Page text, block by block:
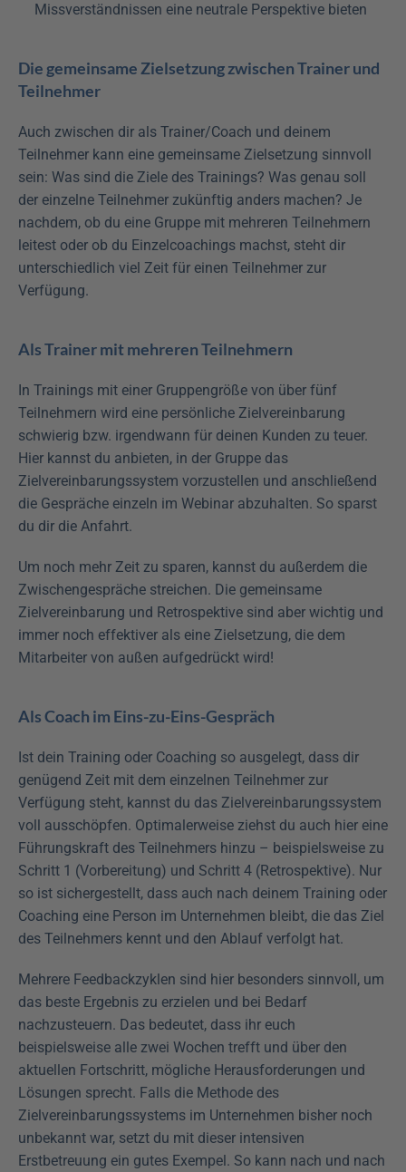
Missverständnissen eine neutrale Perspektive bieten
Die gemeinsame Zielsetzung zwischen Trainer und
Teilnehmer
Auch zwischen dir als Trainer/Coach und deinem
Teilnehmer kann eine gemeinsame Zielsetzung sinnvoll
sein: Was sind die Ziele des Trainings? Was genau soll
der einzelne Teilnehmer zukünftig anders machen? Je
nachdem, ob du eine Gruppe mit mehreren Teilnehmern
leitest oder ob du Einzelcoachings machst, steht dir
unterschiedlich viel Zeit für einen Teilnehmer zur
Verfügung.
Als Trainer mit mehreren Teilnehmern
In Trainings mit einer Gruppengröße von über fünf
Teilnehmern wird eine persönliche Zielvereinbarung
schwierig bzw. irgendwann für deinen Kunden zu teuer.
Hier kannst du anbieten, in der Gruppe das
Zielvereinbarungssystem vorzustellen und anschließend
die Gespräche einzeln im Webinar abzuhalten. So sparst
du dir die Anfahrt.
Um noch mehr Zeit zu sparen, kannst du außerdem die
Zwischengespräche streichen. Die gemeinsame
Zielvereinbarung und Retrospektive sind aber wichtig und
immer noch effektiver als eine Zielsetzung, die dem
Mitarbeiter von außen aufgedrückt wird!
Als Coach im Eins-zu-Eins-Gespräch
Ist dein Training oder Coaching so ausgelegt, dass dir
genügend Zeit mit dem einzelnen Teilnehmer zur
Verfügung steht, kannst du das Zielvereinbarungssystem
voll ausschöpfen. Optimalerweise ziehst du auch hier eine
Führungskraft des Teilnehmers hinzu – beispielsweise zu
Schritt 1 (Vorbereitung) und Schritt 4 (Retrospektive). Nur
so ist sichergestellt, dass auch nach deinem Training oder
Coaching eine Person im Unternehmen bleibt, die das Ziel
des Teilnehmers kennt und den Ablauf verfolgt hat.
Mehrere Feedbackzyklen sind hier besonders sinnvoll, um
das beste Ergebnis zu erzielen und bei Bedarf
nachzusteuern. Das bedeutet, dass ihr euch
beispielsweise alle zwei Wochen trefft und über den
aktuellen Fortschritt, mögliche Herausforderungen und
Lösungen sprecht. Falls die Methode des
Zielvereinbarungssystems im Unternehmen bisher noch
unbekannt war, setzt du mit dieser intensiven
Erstbetreuung ein gutes Exempel. So kann nach und nach